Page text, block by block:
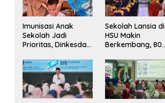
Imunisasi Anak
Sekolah Jadi
Prioritas, Dinkesda
Monitoring BIAS
2026
Sekolah Lansia di
HSU Makin
Berkembang, 80
Wisuda Tahun Ini